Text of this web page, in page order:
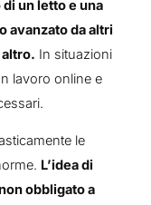
un letto e una
avanzato da altri
In situazioni
lavoro online e
le
L’idea di
obbligato a